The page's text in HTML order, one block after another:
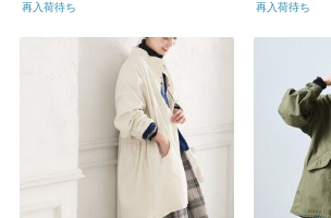
再入荷待ち 再入荷待ち